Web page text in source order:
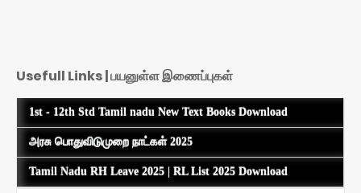
Usefull Links | பயனுள்ள இணைப்புகள்
1st - 12th Std Tamil nadu New Text Books Download
அரசு பொதுவிடுமுறை நாட்கள் 2025
Tamil Nadu RH Leave 2025 | RL List 2025 Download